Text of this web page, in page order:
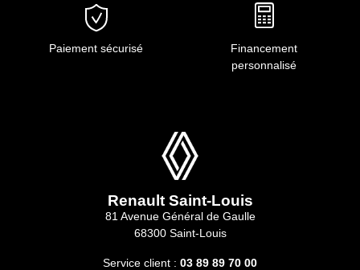
Paiement sécurisé
Financement
personnalisé
Renault Saint-Louis
81 Avenue Général de Gaulle
68300 Saint-Louis
Service client : 03 89 89 70 00